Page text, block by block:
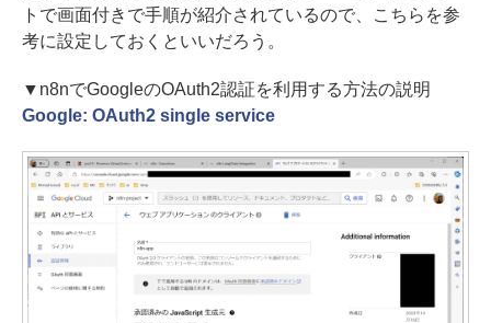
トで画面付きで手順が紹介されているので、こちらを参
考に設定しておくといいだろう。
▼n8nでGoogleのOAuth2認証を利用する方法の説明
Google: OAuth2 single service